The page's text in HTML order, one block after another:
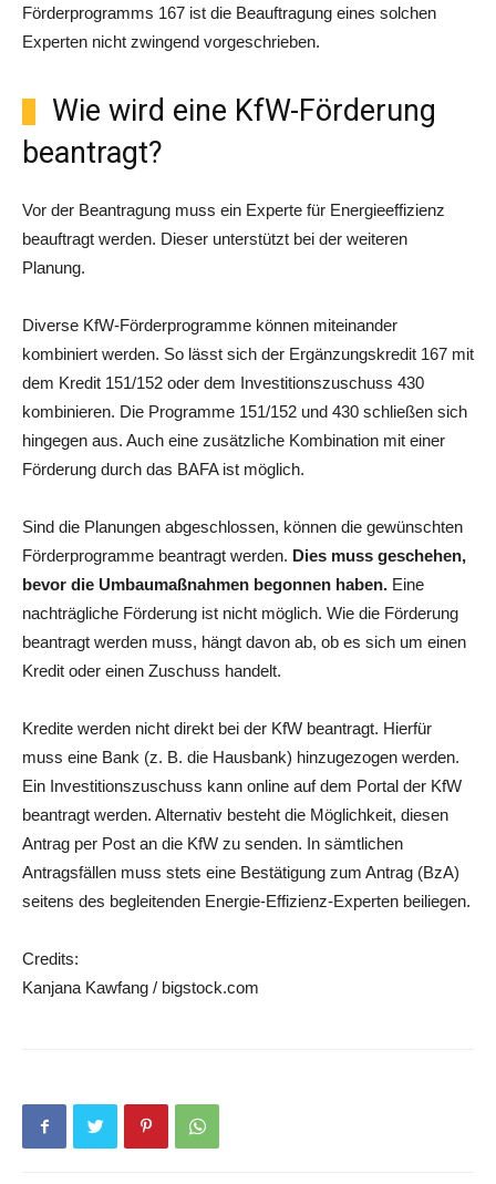
Förderprogramms 167 ist die Beauftragung eines solchen
Experten nicht zwingend vorgeschrieben.
Wie wird eine KfW-Förderung
beantragt?
Vor der Beantragung muss ein Experte für Energieeffizienz
beauftragt werden. Dieser unterstützt bei der weiteren
Planung.
Diverse KfW-Förderprogramme können miteinander
kombiniert werden. So lässt sich der Ergänzungskredit 167 mit
dem Kredit 151/152 oder dem Investitionszuschuss 430
kombinieren. Die Programme 151/152 und 430 schließen sich
hingegen aus. Auch eine zusätzliche Kombination mit einer
Förderung durch das BAFA ist möglich.
Sind die Planungen abgeschlossen, können die gewünschten
Förderprogramme beantragt werden. Dies muss geschehen,
bevor die Umbaumaßnahmen begonnen haben. Eine
nachträgliche Förderung ist nicht möglich. Wie die Förderung
beantragt werden muss, hängt davon ab, ob es sich um einen
Kredit oder einen Zuschuss handelt.
Kredite werden nicht direkt bei der KfW beantragt. Hierfür
muss eine Bank (z. B. die Hausbank) hinzugezogen werden.
Ein Investitionszuschuss kann online auf dem Portal der KfW
beantragt werden. Alternativ besteht die Möglichkeit, diesen
Antrag per Post an die KfW zu senden. In sämtlichen
Antragsfällen muss stets eine Bestätigung zum Antrag (BzA)
seitens des begleitenden Energie-Effizienz-Experten beiliegen.
Credits:
Kanjana Kawfang / bigstock.com